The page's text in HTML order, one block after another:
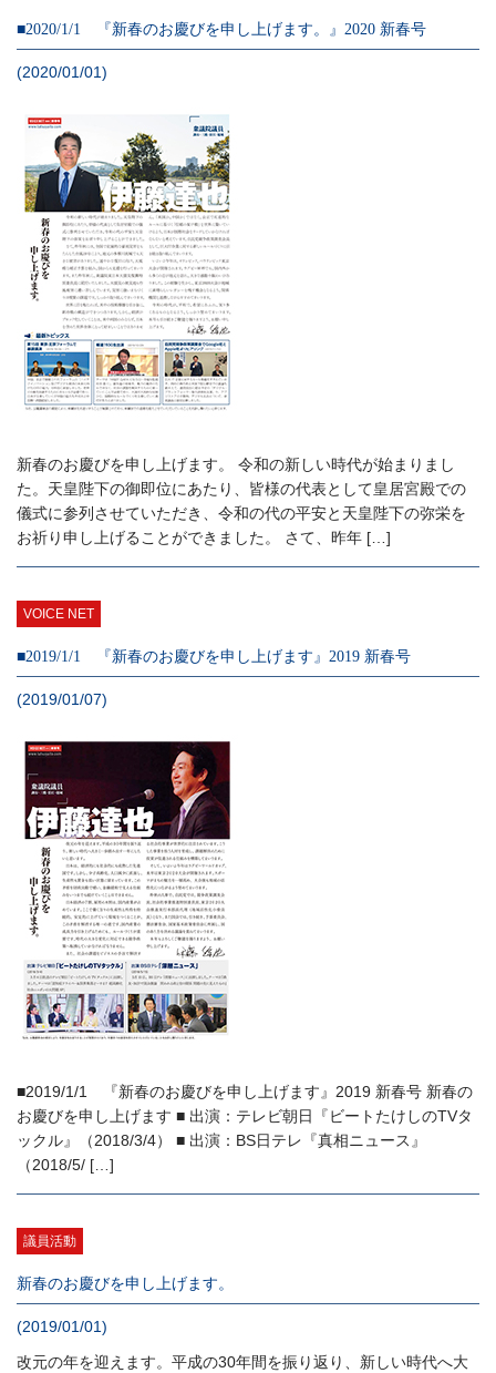
■2020/1/1 『新春のお慶びを申し上げます。』2020 新春号
(2020/01/01)
新春のお慶びを申し上げます。 令和の新しい時代が始まりまし
た。天皇陛下の御即位にあたり、皆様の代表として皇居宮殿での
儀式に参列させていただき、令和の代の平安と天皇陛下の弥栄を
お祈り申し上げることができました。 さて、昨年 […]
VOICE NET
■2019/1/1 『新春のお慶びを申し上げます』2019 新春号
(2019/01/07)
■2019/1/1 『新春のお慶びを申し上げます』2019 新春号 新春の
お慶びを申し上げます ■ 出演：テレビ朝日『ビートたけしのTVタ
ックル』（2018/3/4） ■ 出演：BS日テレ『真相ニュース』
（2018/5/ […]
議員活動
新春のお慶びを申し上げます。
(2019/01/01)
改元の年を迎えます。平成の30年間を振り返り、新しい時代へ大